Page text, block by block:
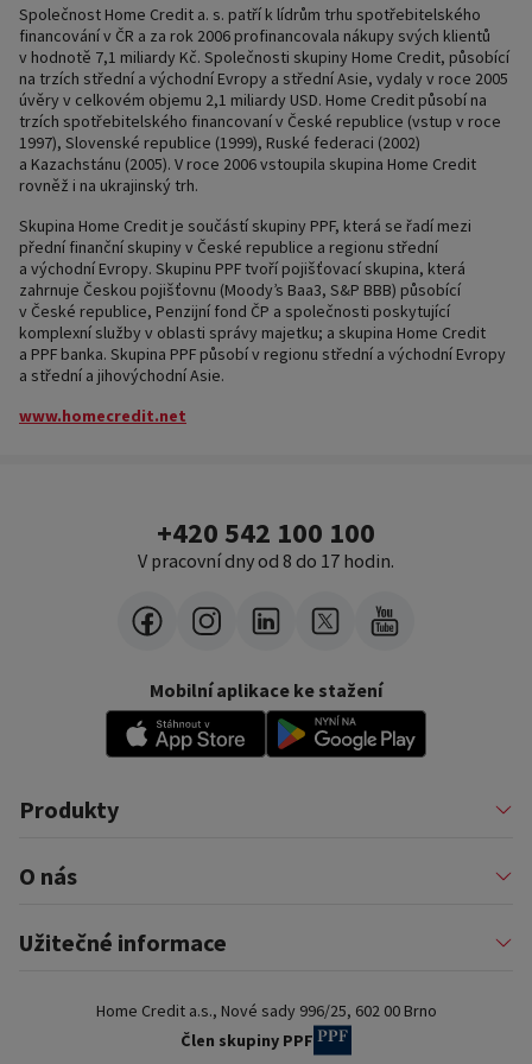
Společnost Home Credit a. s. patří k lídrům trhu spotřebitelského
financování v ČR a za rok 2006 profinancovala nákupy svých klientů
v hodnotě 7,1 miliardy Kč. Společnosti skupiny Home Credit, působící
na trzích střední a východní Evropy a střední Asie, vydaly v roce 2005
úvěry v celkovém objemu 2,1 miliardy USD. Home Credit působí na
trzích spotřebitelského financovaní v České republice (vstup v roce
1997), Slovenské republice (1999), Ruské federaci (2002)
a Kazachstánu (2005). V roce 2006 vstoupila skupina Home Credit
rovněž i na ukrajinský trh.
Skupina Home Credit je součástí skupiny PPF, která se řadí mezi
přední finanční skupiny v České republice a regionu střední
a východní Evropy. Skupinu PPF tvoří pojišťovací skupina, která
zahrnuje Českou pojišťovnu (Moody’s Baa3, S&P BBB) působící
v České republice, Penzijní fond ČP a společnosti poskytující
komplexní služby v oblasti správy majetku; a skupina Home Credit
a PPF banka. Skupina PPF působí v regionu střední a východní Evropy
a střední a jihovýchodní Asie.
www.homecredit.net
+420 542 100 100
V pracovní dny od 8 do 17 hodin.
Mobilní aplikace ke stažení
Produkty
Půjčky
Financování podnikatelů
Nákupy na splátky
Financování auta
O nás
Profil firmy
Pomáháme
Užitečné informace
Poradna a nejčastější dotazy
Dokumenty ke stažení
Home Credit a.s., Nové sady 996/25, 602 00 Brno
Člen skupiny PPF